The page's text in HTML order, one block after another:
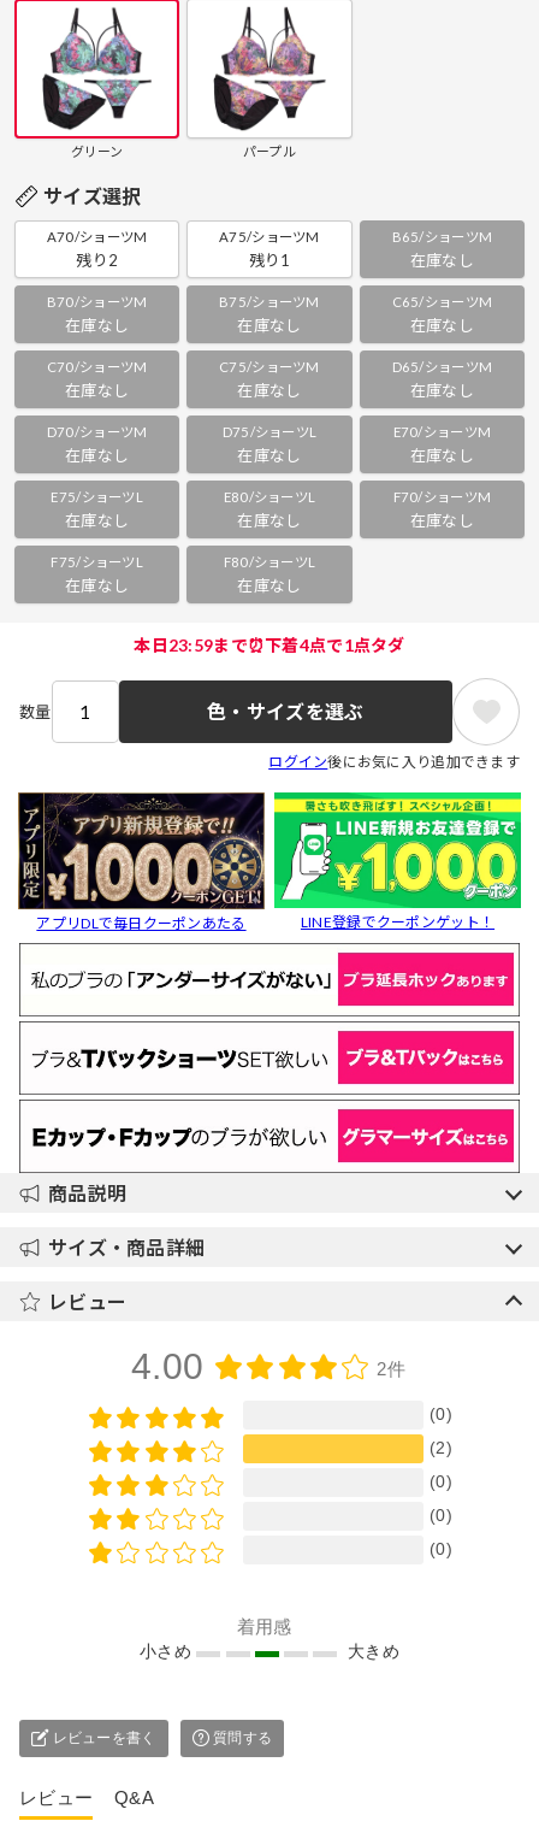
グリーン パープル
サイズ選択
A70/ショーツM
残り2
A75/ショーツM
残り1
B65/ショーツM
在庫なし
B70/ショーツM
在庫なし
B75/ショーツM
在庫なし
C65/ショーツM
在庫なし
C70/ショーツM
在庫なし
C75/ショーツM
在庫なし
D65/ショーツM
在庫なし
D70/ショーツM
在庫なし
D75/ショーツL
在庫なし
E70/ショーツM
在庫なし
E75/ショーツL
在庫なし
E80/ショーツL
在庫なし
F70/ショーツM
在庫なし
F75/ショーツL
在庫なし
F80/ショーツL
在庫なし
本日23:59まで⏰下着4点で1点タダ
数量 色・サイズを選ぶ
ログイン後にお気に入り追加できます
アプリDLで毎日クーポンあたる LINE登録でクーポンゲット！
商品説明
サイズ・商品詳細
レビュー
4.00 2件
(0)
(2)
(0)
(0)
(0)
着用感
小さめ 大きめ
レビューを書く 質問する
レビュー Q&A